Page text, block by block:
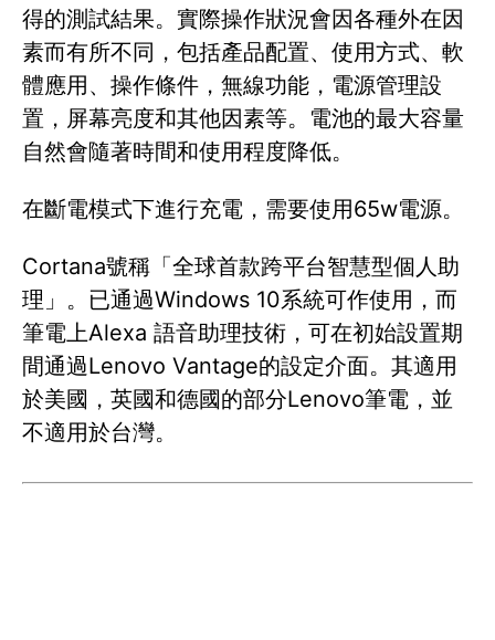
得的測試結果。實際操作狀況會因各種外在因
素而有所不同，包括產品配置、使用方式、軟
體應用、操作條件，無線功能，電源管理設
置，屏幕亮度和其他因素等。電池的最大容量
自然會隨著時間和使用程度降低。
在斷電模式下進行充電，需要使用65w電源。
Cortana號稱「全球首款跨平台智慧型個人助
理」。已通過Windows 10系統可作使用，而
筆電上Alexa 語音助理技術，可在初始設置期
間通過Lenovo Vantage的設定介面。其適用
於美國，英國和德國的部分Lenovo筆電，並
不適用於台灣。